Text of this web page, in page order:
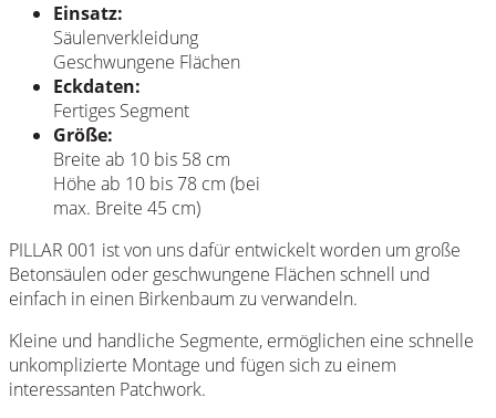
Einsatz:
Säulenverkleidung
Geschwungene Flächen
Eckdaten:
Fertiges Segment
Größe:
Breite ab 10 bis 58 cm
Höhe ab 10 bis 78 cm (bei
max. Breite 45 cm)
PILLAR 001 ist von uns dafür entwickelt worden um große
Betonsäulen oder geschwungene Flächen schnell und
einfach in einen Birkenbaum zu verwandeln.
Kleine und handliche Segmente, ermöglichen eine schnelle
unkomplizierte Montage und fügen sich zu einem
interessanten Patchwork.